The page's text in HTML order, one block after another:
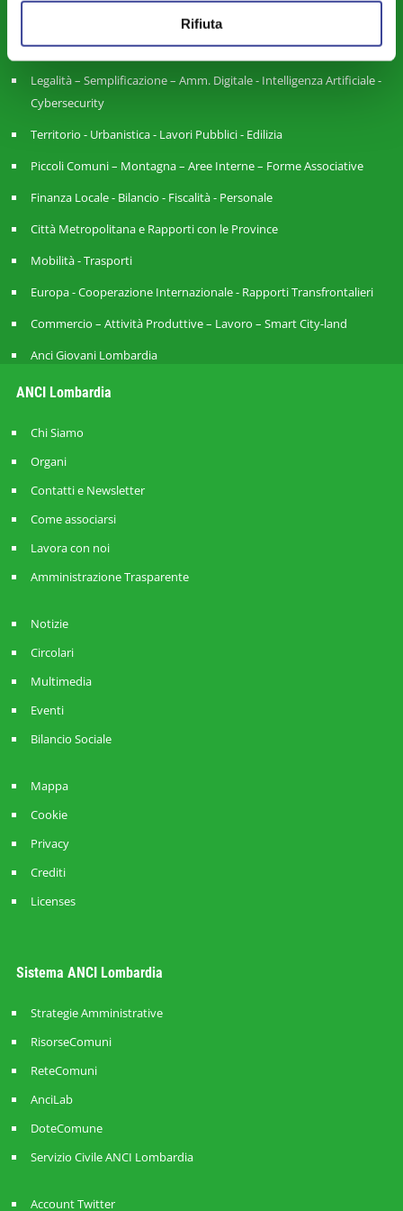
Rifiuta
Riforme Istituzionali - Riordino Territoriale - Autonomia
Differenziata
Legalità – Semplificazione – Amm. Digitale - Intelligenza Artificiale -
Cybersecurity
Territorio - Urbanistica - Lavori Pubblici - Edilizia
Piccoli Comuni – Montagna – Aree Interne – Forme Associative
Finanza Locale - Bilancio - Fiscalità - Personale
Città Metropolitana e Rapporti con le Province
Mobilità - Trasporti
Europa - Cooperazione Internazionale - Rapporti Transfrontalieri
Commercio – Attività Produttive – Lavoro – Smart City-land
Anci Giovani Lombardia
ANCI Lombardia
Chi Siamo
Organi
Contatti e Newsletter
Come associarsi
Lavora con noi
Amministrazione Trasparente
Notizie
Circolari
Multimedia
Eventi
Bilancio Sociale
Mappa
Cookie
Privacy
Crediti
Licenses
Sistema ANCI Lombardia
Strategie Amministrative
RisorseComuni
ReteComuni
AnciLab
DoteComune
Servizio Civile ANCI Lombardia
Account Twitter